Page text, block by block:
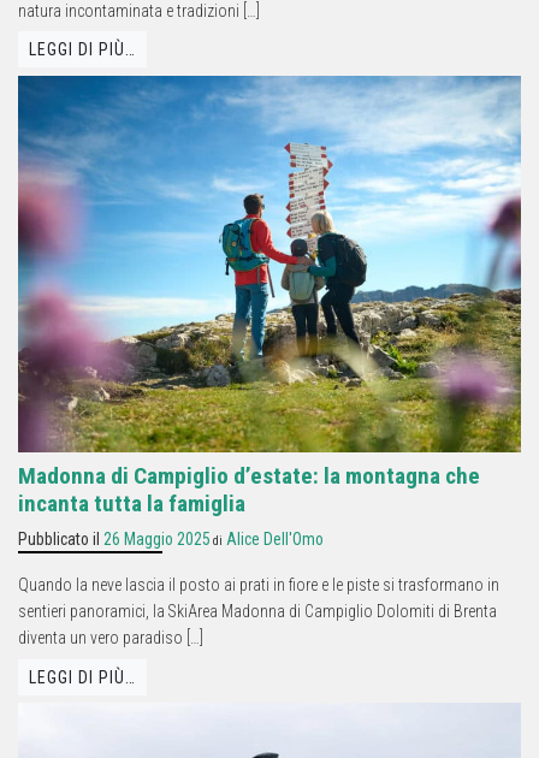
natura incontaminata e tradizioni […]
LEGGI DI PIÙ…
Madonna di Campiglio d’estate: la montagna che
incanta tutta la famiglia
Pubblicato il 26 Maggio 2025 di Alice Dell'Omo
Quando la neve lascia il posto ai prati in fiore e le piste si trasformano in
sentieri panoramici, la SkiArea Madonna di Campiglio Dolomiti di Brenta
diventa un vero paradiso […]
LEGGI DI PIÙ…